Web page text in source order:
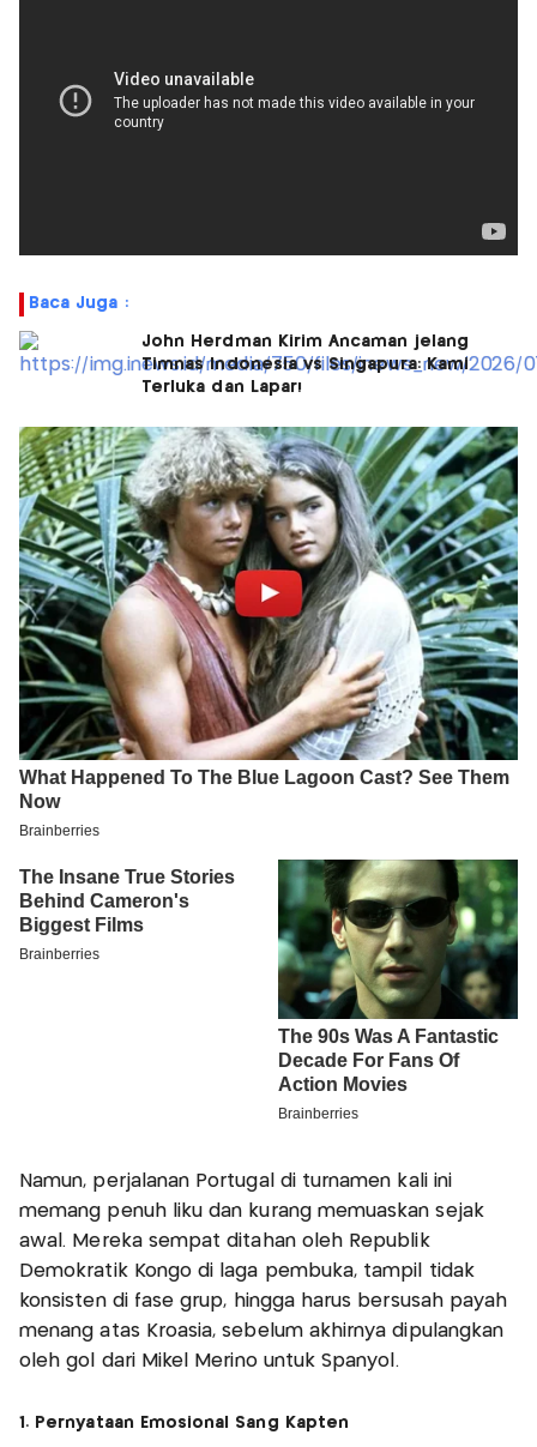
Baca Juga :
John Herdman Kirim Ancaman jelang
Timnas Indonesia vs Singapura: Kami
Terluka dan Lapar!
Namun, perjalanan Portugal di turnamen kali ini
memang penuh liku dan kurang memuaskan sejak
awal. Mereka sempat ditahan oleh Republik
Demokratik Kongo di laga pembuka, tampil tidak
konsisten di fase grup, hingga harus bersusah payah
menang atas Kroasia, sebelum akhirnya dipulangkan
oleh gol dari Mikel Merino untuk Spanyol.
1. Pernyataan Emosional Sang Kapten